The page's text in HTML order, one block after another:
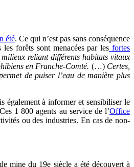
été. Ce qui n’est pas sans conséquence
forêts sont menacées par les fortes
reliant différents habitats vitaux
en Franche-Comté. (…) Certes,
de puiser l’eau de manière plus
également à informer et sensibiliser le
1 800 agents au service de l’Office
ou des industries. En cas de non-
mine du 19e siècle a été découvert à